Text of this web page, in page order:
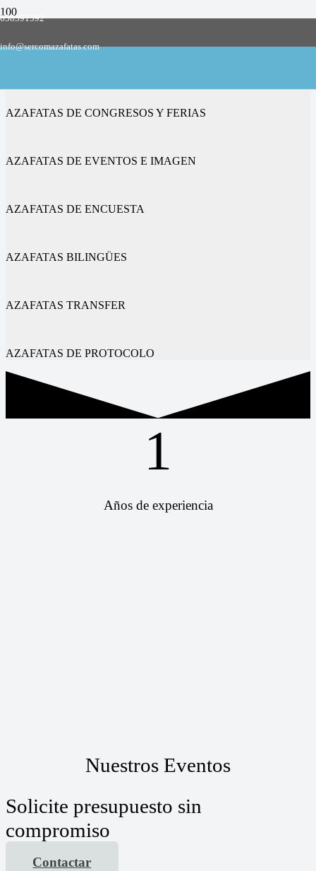
658591592
info@sercomazafatas.com
AZAFATAS DE CONGRESOS Y FERIAS
AZAFATAS DE EVENTOS E IMAGEN
AZAFATAS DE ENCUESTA
AZAFATAS BILINGÜES
AZAFATAS TRANSFER
AZAFATAS DE PROTOCOLO
1
Años de experiencia
Nuestros Eventos
Solicite presupuesto sin
compromiso
Contactar